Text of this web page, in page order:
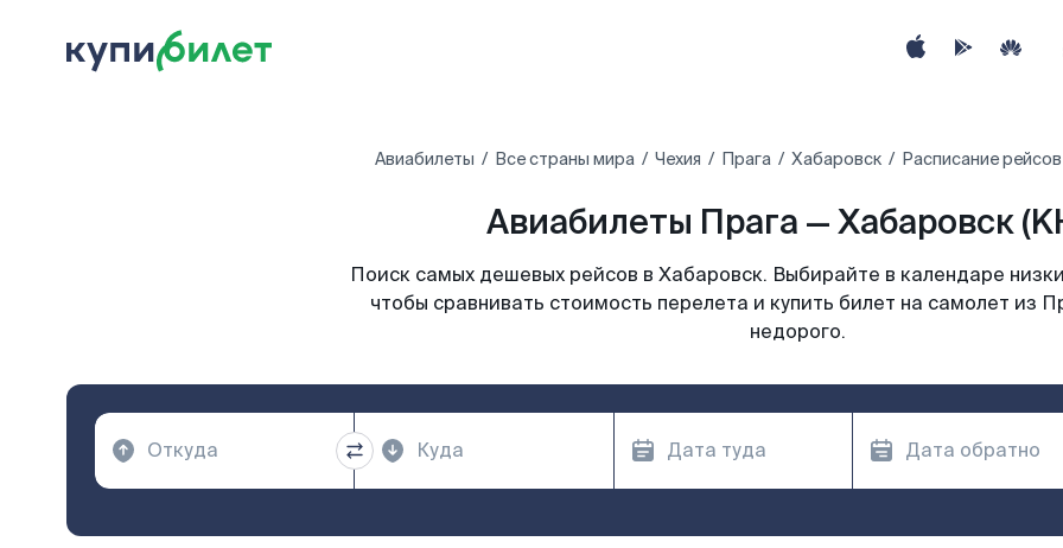
Авиабилеты Все страны мира Чехия Прага Хабаровск Расписание
Авиабилеты Прага — Хабаровск
Поиск самых дешевых рейсов в Хабаровск. Выбирайте в календаре
чтобы сравнивать стоимость перелета и купить билет на самолет из
недорого.